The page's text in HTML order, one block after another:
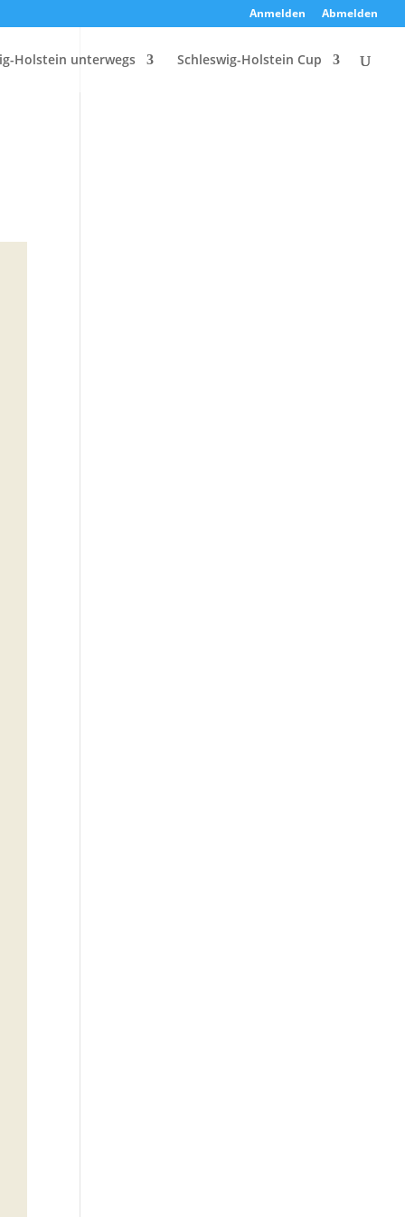
Anmelden Abmelden
Holstein unterwegs Schleswig-Holstein Cup